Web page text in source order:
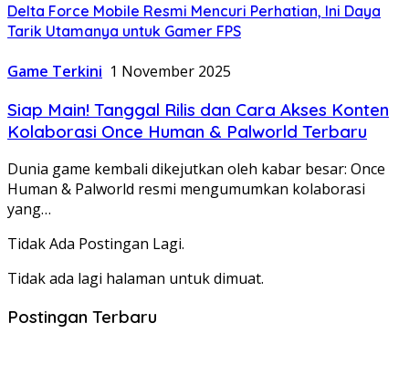
Delta Force Mobile Resmi Mencuri Perhatian, Ini Daya
Tarik Utamanya untuk Gamer FPS
Game Terkini 1 November 2025
Siap Main! Tanggal Rilis dan Cara Akses Konten
Kolaborasi Once Human & Palworld Terbaru
Dunia game kembali dikejutkan oleh kabar besar: Once
Human & Palworld resmi mengumumkan kolaborasi
yang…
Tidak Ada Postingan Lagi.
Tidak ada lagi halaman untuk dimuat.
Postingan Terbaru